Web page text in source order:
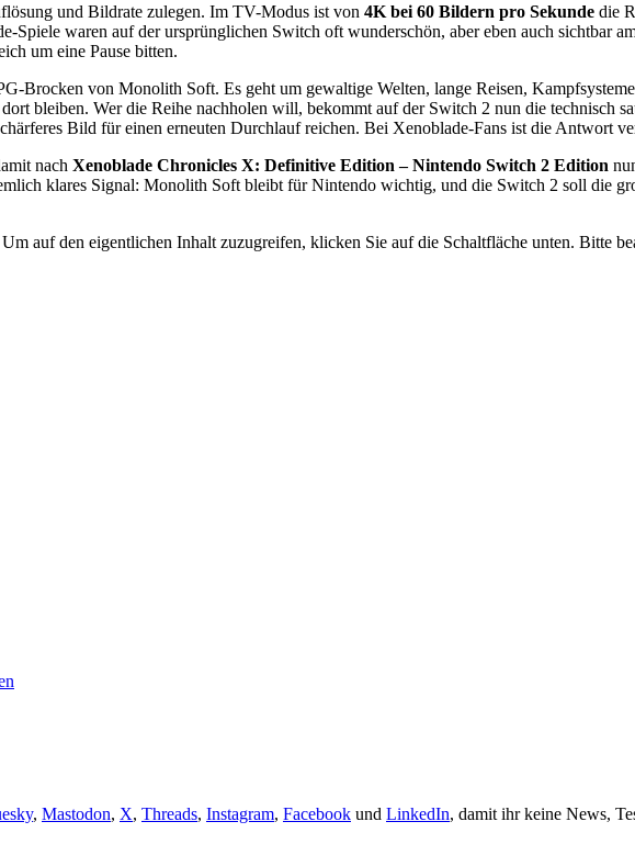
und Bildrate zulegen. Im TV-Modus ist von 4K bei 60 Bildern pro Sekunde die
Spiele waren auf der ursprünglichen Switch oft wunderschön, aber eben auch sichtbar
um eine Pause bitten.
Brocken von Monolith Soft. Es geht um gewaltige Welten, lange Reisen,
bleiben. Wer die Reihe nachholen will, bekommt auf der Switch 2 nun die technisch
Bild für einen erneuten Durchlauf reichen. Bei Xenoblade-Fans ist die Antwort
nach Xenoblade Chronicles X: Definitive Edition – Nintendo Switch 2 Edition
klares Signal: Monolith Soft bleibt für Nintendo wichtig, und die Switch 2 soll die
Um auf den eigentlichen Inhalt zuzugreifen, klicken Sie auf die Schaltfläche unten. Bitte
, Mastodon, X, Threads, Instagram, Facebook und LinkedIn, damit ihr keine News,